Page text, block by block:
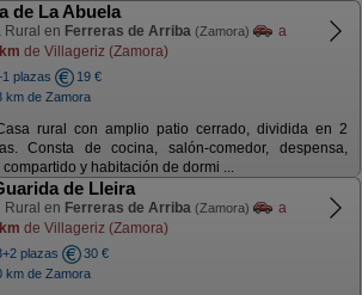
de La Abuela
Rural en Ferreras de Arriba (Zamora)
a
de Villageriz (Zamora)
plazas
19 €
km de Zamora
rural con amplio patio cerrado, dividida en 2
Consta de cocina, salón-comedor, despensa,
compartido y habitación de dormi ...
de Lleira
Rural en Ferreras de Arriba (Zamora)
a
de Villageriz (Zamora)
plazas
30 €
km de Zamora